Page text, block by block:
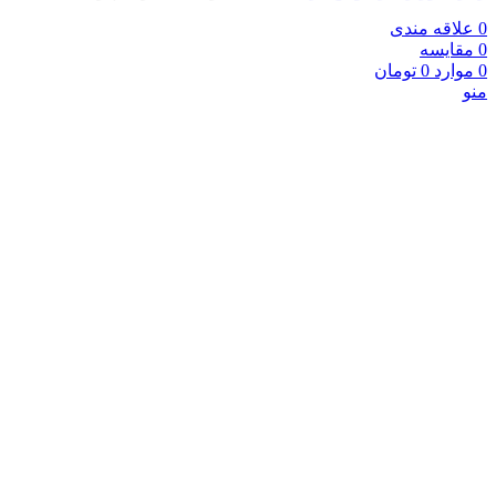
0 علاقه مندی
0 مقایسه
0 موارد 0 تومان
منو